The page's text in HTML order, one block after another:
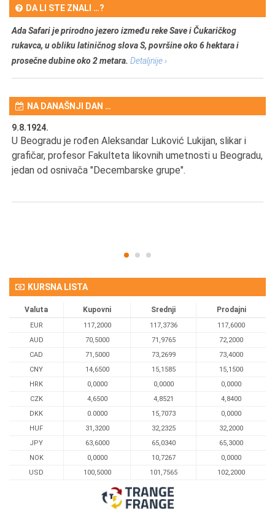
DA LI STE ZNALI …?
Ada Safari je prirodno jezero između reke Save i Čukaričkog
rukavca, u obliku latiničnog slova S, površine oko 6 hektara i
prosečne dubine oko 2 metara. Detaljnije ›
NA DANAŠNJI DAN …
9.8.1924.
U Beogradu je rođen Aleksandar Luković Lukijan, slikar i
grafičar, profesor Fakulteta likovnih umetnosti u Beogradu,
jedan od osnivača "Decembarske grupe".
KURSNA LISTA
Valuta Kupovni Srednji Prodajni
EUR 117,2000 117,3736
117,6000
AUD
70,5000 71,9765
72,2000
CAD
71,5000 73,2699
73,4000
CNY
14,6500 15,1585
15,1500
HRK
0,0000 0,0000
0,0000
CZK
4,6500 4,8521
4,8400
DKK
0.0000 15,7073
0,0000
HUF
31,3200 32,2325
32,2000
JPY
63,6000 65,0340
65,3000
NOK
0,0000 10,7267
0,0000
USD
100,5000 101,7565 102,2000